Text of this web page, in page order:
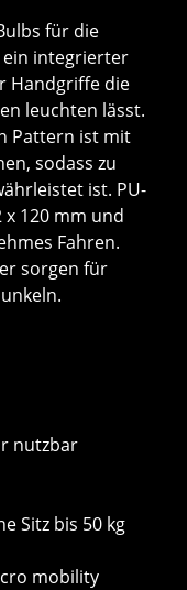
für die
ein integrierter
Handgriffe die
leuchten lässt.
Pattern ist mit
sodass zu
ist. PU-
x 120 mm und
Fahren.
sorgen für
nutzbar
Sitz bis 50 kg
mobility